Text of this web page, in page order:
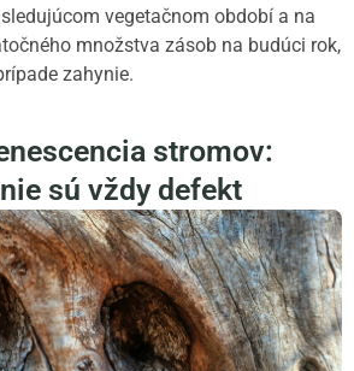
vegetačnom období a na
množstva zásob na budúci rok,
zahynie.
stromov:
sú vždy defekt